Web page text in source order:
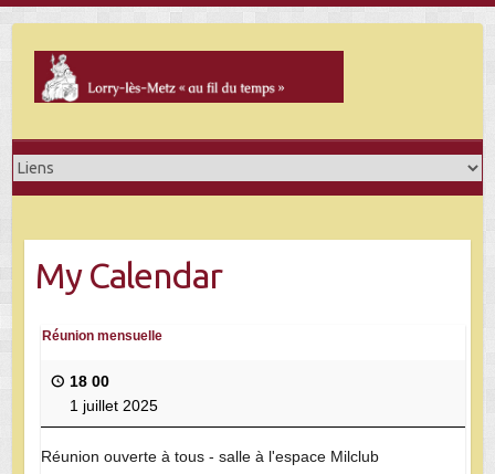
content
My Calendar
Réunion mensuelle
18 00
1 juillet 2025
Réunion ouverte à tous - salle à l'espace Milclub